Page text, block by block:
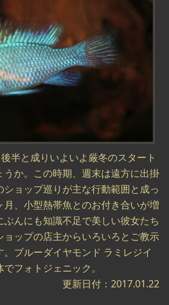
と成りいよいよ厳冬のスタート
うか。この時期、週末は遠方に出掛
ョップ巡りが主な行動範囲と成っ
、小型熱帯魚とのお付き合いが増
ぶんにも知識不足で美しい彼女たち
ップの店主からいろいろとご教示
ブルーダイヤモンド ラミレジイ
フォトジェニック。
更新日付：2017.01.22